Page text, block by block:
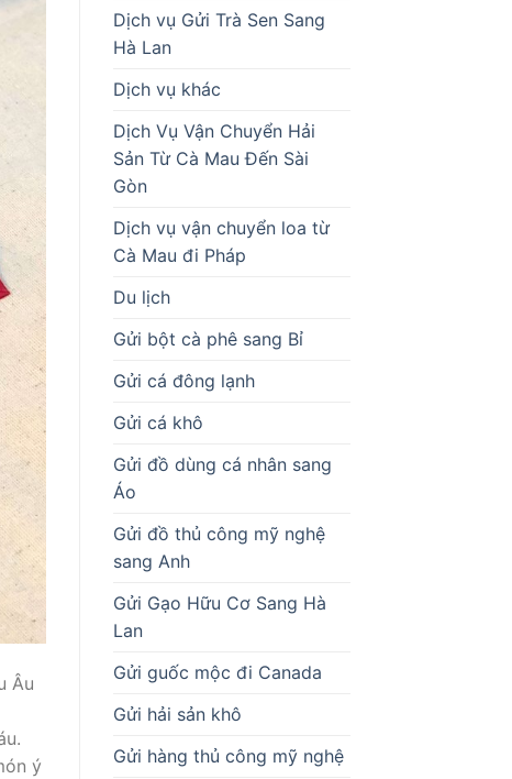
Âu
ý
Dịch vụ Gửi Trà Sen Sang
Hà Lan
Dịch vụ khác
Dịch Vụ Vận Chuyển Hải
Sản Từ Cà Mau Đến Sài
Gòn
Dịch vụ vận chuyển loa từ
Cà Mau đi Pháp
Du lịch
Gửi bột cà phê sang Bỉ
Gửi cá đông lạnh
Gửi cá khô
Gửi đồ dùng cá nhân sang
Áo
Gửi đồ thủ công mỹ nghệ
sang Anh
Gửi Gạo Hữu Cơ Sang Hà
Lan
Gửi guốc mộc đi Canada
Gửi hải sản khô
Gửi hàng thủ công mỹ nghệ